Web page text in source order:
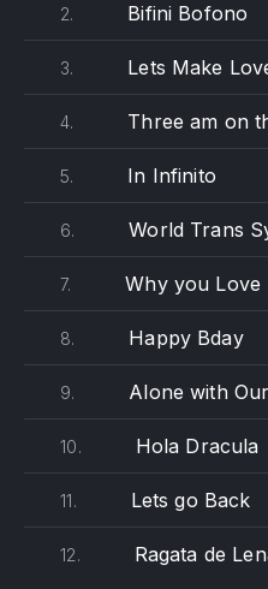
2. Bifini Bofono
3. Lets Make
4. Three am on
5. In Infinito
6. World Trans
7. Why you Love
8. Happy Bday
9. Alone with
10. Hola Dracula
11. Lets go Back
12. Ragata de